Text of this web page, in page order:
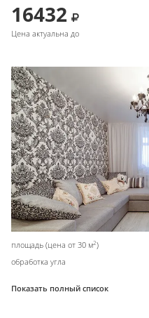
16432
Цена актуальна до
площадь (цена от 30 м2)
обработка угла
Показать полный список